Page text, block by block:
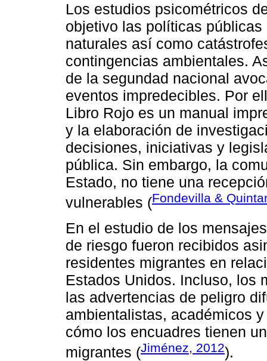
Los estudios psicométricos
objetivo las políticas
naturales así como
contingencias ambientales.
de la segundad nacional
eventos impredecibles. Por
Libro Rojo es un manual
y la elaboración de
decisiones, iniciativas y
pública. Sin embargo, la
Estado, no tiene una
vulnerables (Fondevilla &
En el estudio de los
de riesgo fueron recibidos
residentes migrantes en
Estados Unidos. Incluso, los
las advertencias de peligro
ambientalistas, académicos
cómo los encuadres tienen
migrantes (Jiménez, 2012).